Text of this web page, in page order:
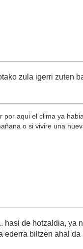
zula igerri zuten
aqui el clima ya
o si vivire una
de hotzaldia, ya
ederra biltzen ahal da